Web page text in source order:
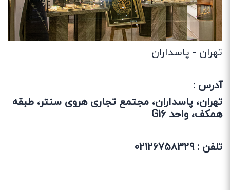
تهران - پاسداران
آدرس :
تهران، پاسداران، مجتمع تجاریهروی سنتر، طبقه
همکف، واحد G16
تلفن : 02126758329